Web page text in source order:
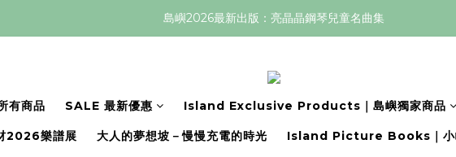
島嶼2026最新出版：亮晶晶鋼琴兒童名曲集
有商品 SALE 最新優惠 Island Exclusive Products｜島嶼獨家商品
2026樂譜展 大人的夢想坡－慢慢充電的時光 Island Picture Books｜小